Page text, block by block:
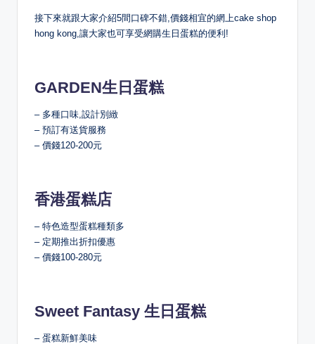
接下來就跟大家介紹5間口碑不錯,價錢相宜的網上cake shop
hong kong,讓大家也可享受網購生日蛋糕的便利!
GARDEN生日蛋糕
– 多種口味,設計別緻
– 預訂有送貨服務
– 價錢120-200元
香港蛋糕店
– 特色造型蛋糕種類多
– 定期推出折扣優惠
– 價錢100-280元
Sweet Fantasy 生日蛋糕
– 蛋糕新鮮美味